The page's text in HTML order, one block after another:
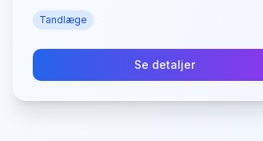
Tandlæge
Se detaljer